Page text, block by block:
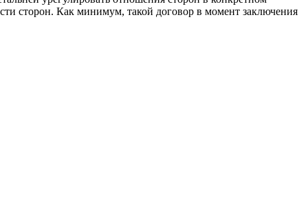
сторон. Как минимум, такой договор в момент заключения